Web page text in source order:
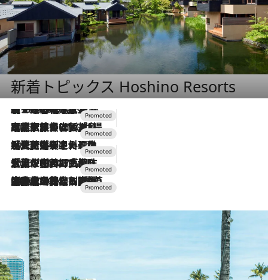
新着トピックス Hoshino Resorts
2026.8.7
【トンボの足水浴】ヒノキの香りに包まれて涼感マックス！約13℃の湧水かけ流しを避暑地「星野温泉 トンボの湯」で体験
2026.7.31
【ホテル帰省】という選択肢をOMOが提案。家族とほどよい距離を保つには「昼は実家、夜は気兼ねなくホテルで！」
2026.7.24
【夏限定ディナーコース】旬を迎える稚鮎や花ズッキーニなどをイタリア・トスカーナの郷土料理の手法で満喫！
2026.7.17
「土佐和ハーブかき氷」がOMO7高知に登場！生姜、山椒、大葉など目にも舌にも涼を呼ぶ郷土の味
2026.7.10
NEW OPEN！【界 草津】名湯の地に誕生。趣の異なる2種の温泉と上州ならではの会席・蕎麦割烹など美食を味わう究極の癒やし旅